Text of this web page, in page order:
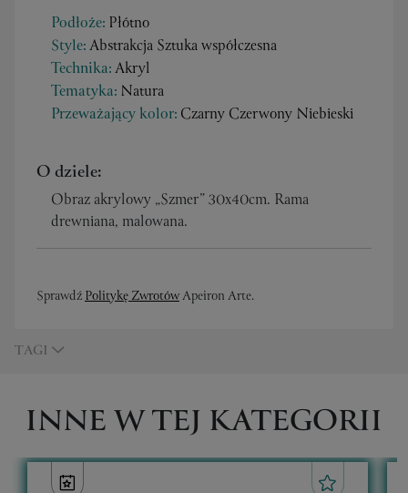
Podłoże: Płótno
Style:Abstrakcja Sztuka współczesna
Technika:Akryl
Tematyka: Natura
Przeważający kolor: Czarny Czerwony Niebieski
O dziele:
Obraz akrylowy „Szmer” 30x40cm. Rama
drewniana, malowana.
SprawdźPolitykę ZwrotówApeiron Arte.
TAGI
INNE W TEJ KATEGORII